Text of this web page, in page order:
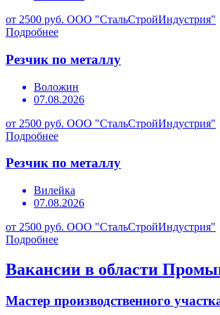
от 2500 руб. ООО "СтальСтройИндустрия"
Подробнее
Резчик по металлу
Воложин
07.08.2026
от 2500 руб. ООО "СтальСтройИндустрия"
Подробнее
Резчик по металлу
Вилейка
07.08.2026
от 2500 руб. ООО "СтальСтройИндустрия"
Подробнее
Вакансии в области
Мастер производственного